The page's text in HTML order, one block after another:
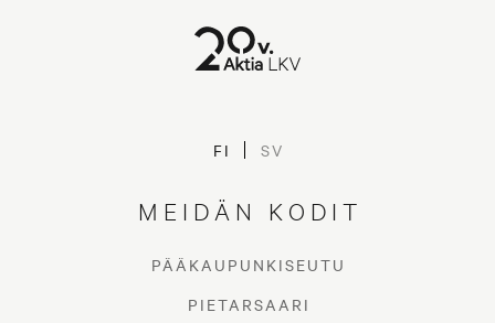
FI SV
MEIDÄN KODIT
PÄÄKAUPUNKISEUTU
PIETARSAARI